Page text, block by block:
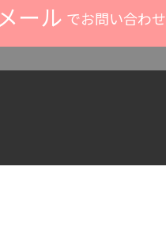
ール でお問い合わせ